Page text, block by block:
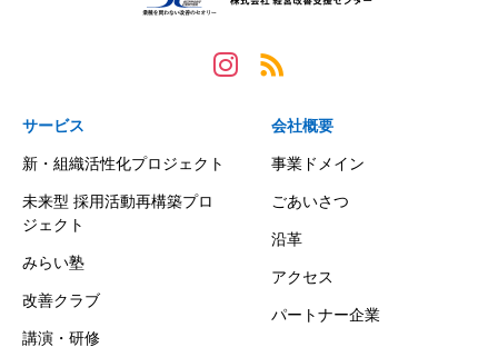
サービス
新・組織活性化プロジェクト
未来型 採用活動再構築プロ
ジェクト
みらい塾
改善クラブ
講演・研修
会社概要
事業ドメイン
ごあいさつ
沿革
アクセス
パートナー企業